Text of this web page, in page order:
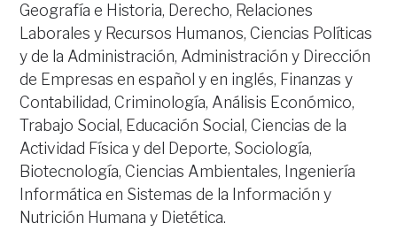
Geografía e Historia, Derecho, Relaciones
Laborales y Recursos Humanos, Ciencias Políticas
y de la Administración, Administración y Dirección
de Empresas en español y en inglés, Finanzas y
Contabilidad, Criminología, Análisis Económico,
Trabajo Social, Educación Social, Ciencias de la
Actividad Física y del Deporte, Sociología,
Biotecnología, Ciencias Ambientales, Ingeniería
Informática en Sistemas de la Información y
Nutrición Humana y Dietética.